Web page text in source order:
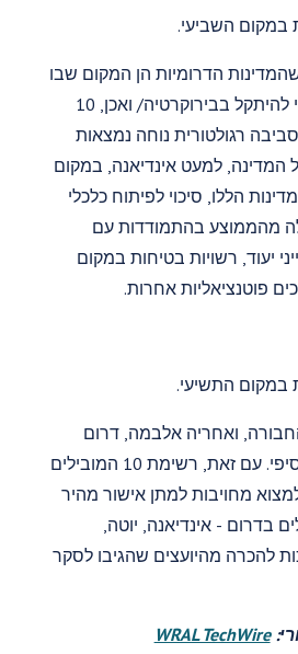
במקום השביעי.
שהמדינות הדרומיות הן המקום שבו
יש לך הכי פחות סיכוי להיתקל בבירוקרטיה/ ואכן, 10
רגולטורית נוחה נמצאות
המדינה, למעט אינדיאנה, במקום
הללו, סיכוי לפיתוח כלכלי
מהממוצע בהתמודדות עם
יעוד, רשויות בטיחות במקום
פוטנציאליות אחרות.
במקום התשיעי.
ואחריה אלבמה, דרום
קרוליינה, טנסי ומיסיסיפי. עם זאת, רשימת 10 המובילים
מחויבות למתן אישור מהיר
בדרום - אינדיאנה, יוטה,
להכרה מהיועצים שהגיבו לסקר
WRAL TechWire